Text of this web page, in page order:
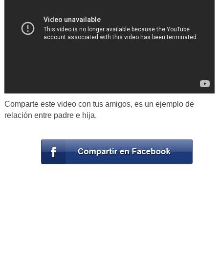
Comparte este video con tus amigos, es un ejemplo de
relación entre padre e hija.